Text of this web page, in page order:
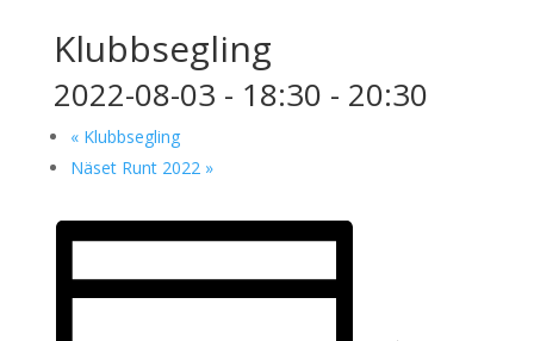
Klubbsegling
2022-08-03 - 18:30 - 20:30
«Klubbsegling
Näset Runt 2022 »